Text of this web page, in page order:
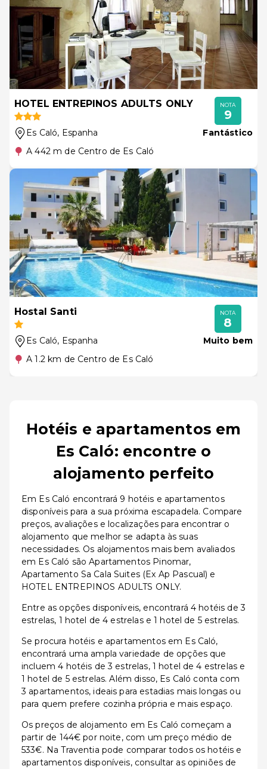
HOTEL ENTREPINOS ADULTS ONLY
Es Caló, Espanha
A 442 m de Centro de Es Caló
NOTA
9
Fantástico
Hostal Santi
Es Caló, Espanha
A 1.2 km de Centro de Es Caló
NOTA
8
Muito bem
Hotéis e apartamentos em
Es Caló: encontre o
alojamento perfeito
Em Es Caló encontrará 9 hotéis e apartamentos
disponíveis para a sua próxima escapadela. Compare
preços, avaliações e localizações para encontrar o
alojamento que melhor se adapta às suas
necessidades. Os alojamentos mais bem avaliados
em Es Caló são Apartamentos Pinomar,
Apartamento Sa Cala Suites (Ex Ap Pascual) e
HOTEL ENTREPINOS ADULTS ONLY.
Entre as opções disponíveis, encontrará 4 hotéis de 3
estrelas, 1 hotel de 4 estrelas e 1 hotel de 5 estrelas.
Se procura hotéis e apartamentos em Es Caló,
encontrará uma ampla variedade de opções que
incluem 4 hotéis de 3 estrelas, 1 hotel de 4 estrelas e
1 hotel de 5 estrelas. Além disso, Es Caló conta com
3 apartamentos, ideais para estadias mais longas ou
para quem prefere cozinha própria e mais espaço.
Os preços de alojamento em Es Caló começam a
partir de 144€ por noite, com um preço médio de
533€. Na Traventia pode comparar todos os hotéis e
apartamentos disponíveis, consultar as opiniões de